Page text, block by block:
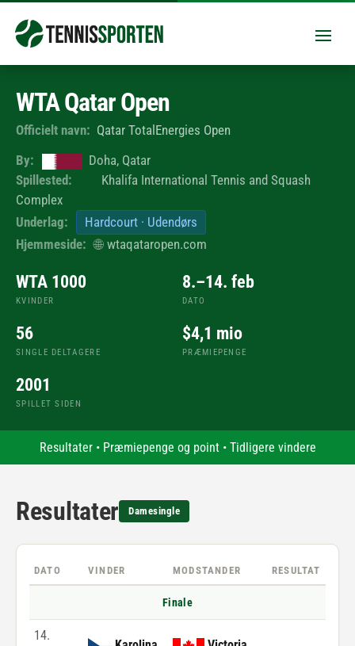
WTA Qatar Open
Officielt navn: Qatar TotalEnergies Open
By:
Doha, Qatar
Spillested:
Khalifa International Tennis and Squash
Complex
Underlag:
Hardcourt · Udendørs
Hjemmeside: 🌐 wtaqataropen.com
WTA 1000
KVINDER
8.–14. feb
DATO
56
SINGLE DELTAGERE
$4,1 mio
PRÆMIEPENGE
2001
SPILLET SIDEN
Resultater• Præmiepenge og point• Tidligere vindere
Resultater Damesingle
DATO VINDER MODSTANDER RESULTAT
Finale
14.